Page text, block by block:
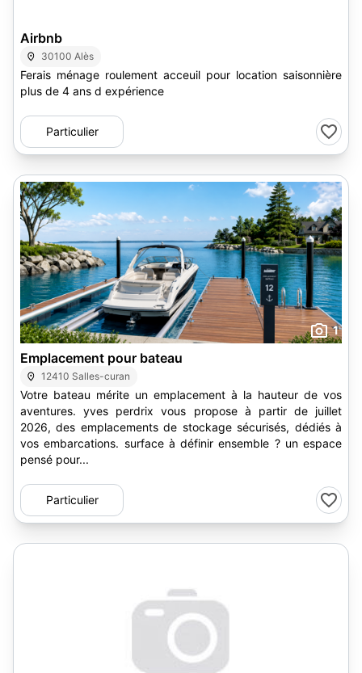
Airbnb
30100 Alès
Ferais ménage roulement acceuil pour location saisonnière
plus de 4 ans d expérience
Particulier
1
Emplacement pour bateau
12410 Salles-curan
Votre bateau mérite un emplacement à la hauteur de vos
aventures. yves perdrix vous propose à partir de juillet
2026, des emplacements de stockage sécurisés, dédiés à
vos embarcations. surface à définir ensemble ? un espace
pensé pour...
Particulier